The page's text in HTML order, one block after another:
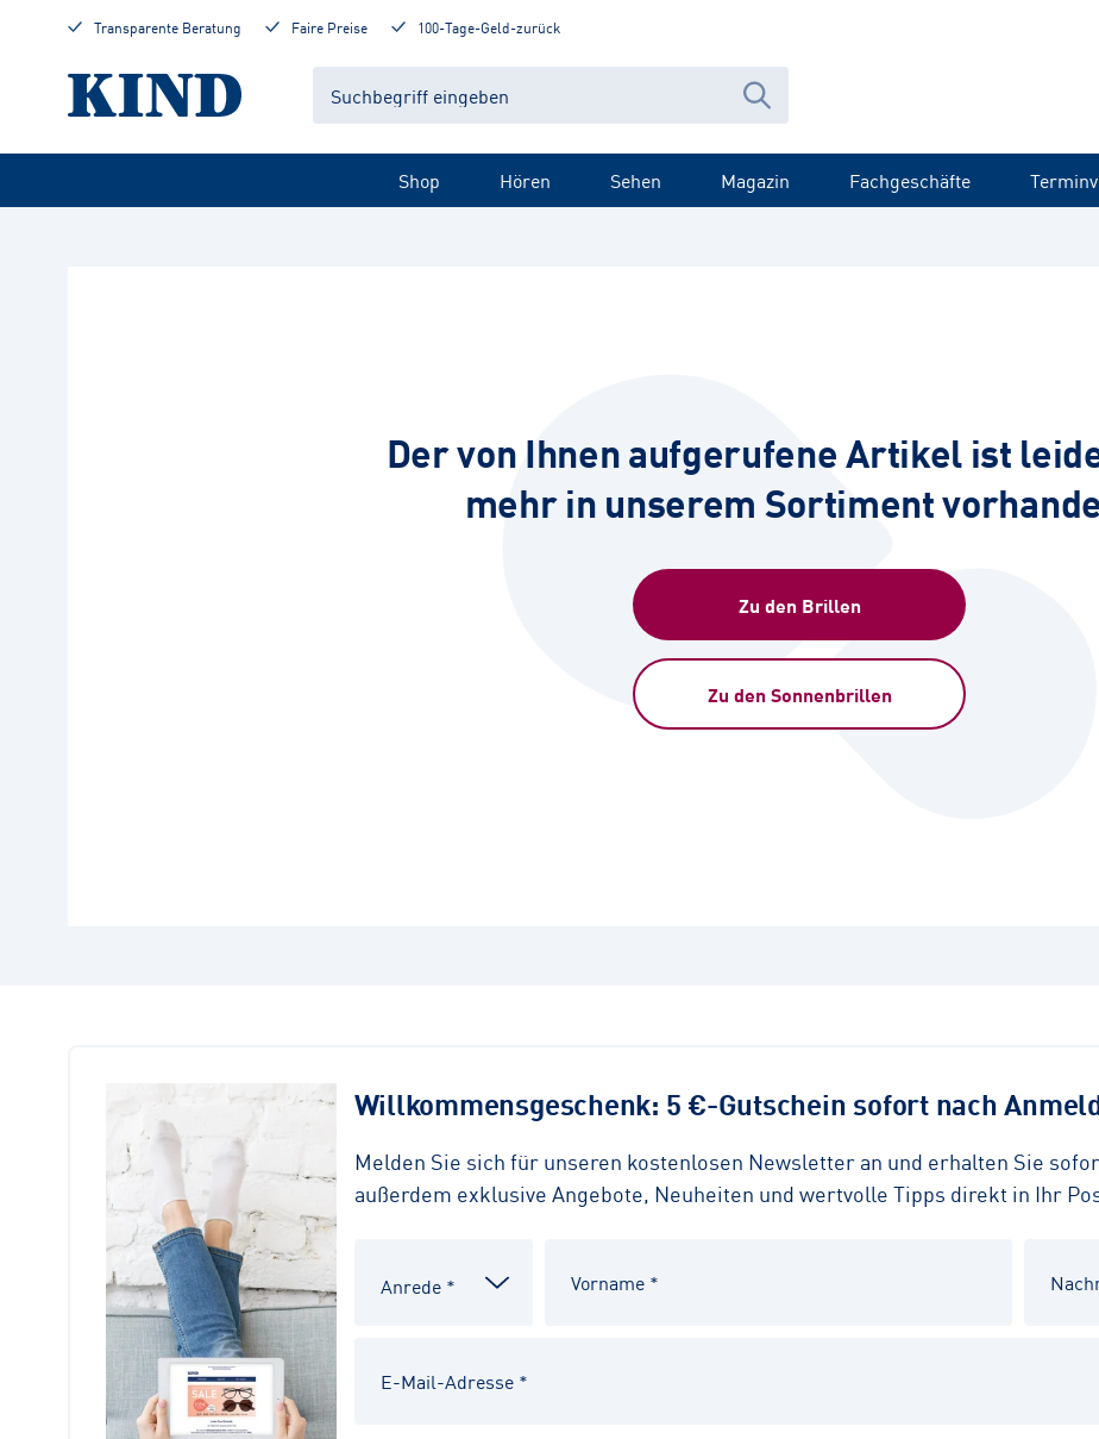
Transparente Beratung Faire Preise 100-Tage-Geld-zurück
Shop Hören Sehen Magazin Fachgeschäfte
Der von Ihnen aufgerufene Artikel ist
mehr in unserem Sortiment
Zu den Brillen
Zu den Sonnenbrillen
Willkommensgeschenk: 5 €-Gutschein sofort nach
Melden Sie sich für unseren kostenlosen Newsletter an und erhalten Sie
außerdem exklusive Angebote, Neuheiten und wertvolle Tipps direkt in Ihr